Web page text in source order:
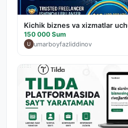
Kichik biznes va xizmatlar
150 000 Sum
umarboyfazliddinov